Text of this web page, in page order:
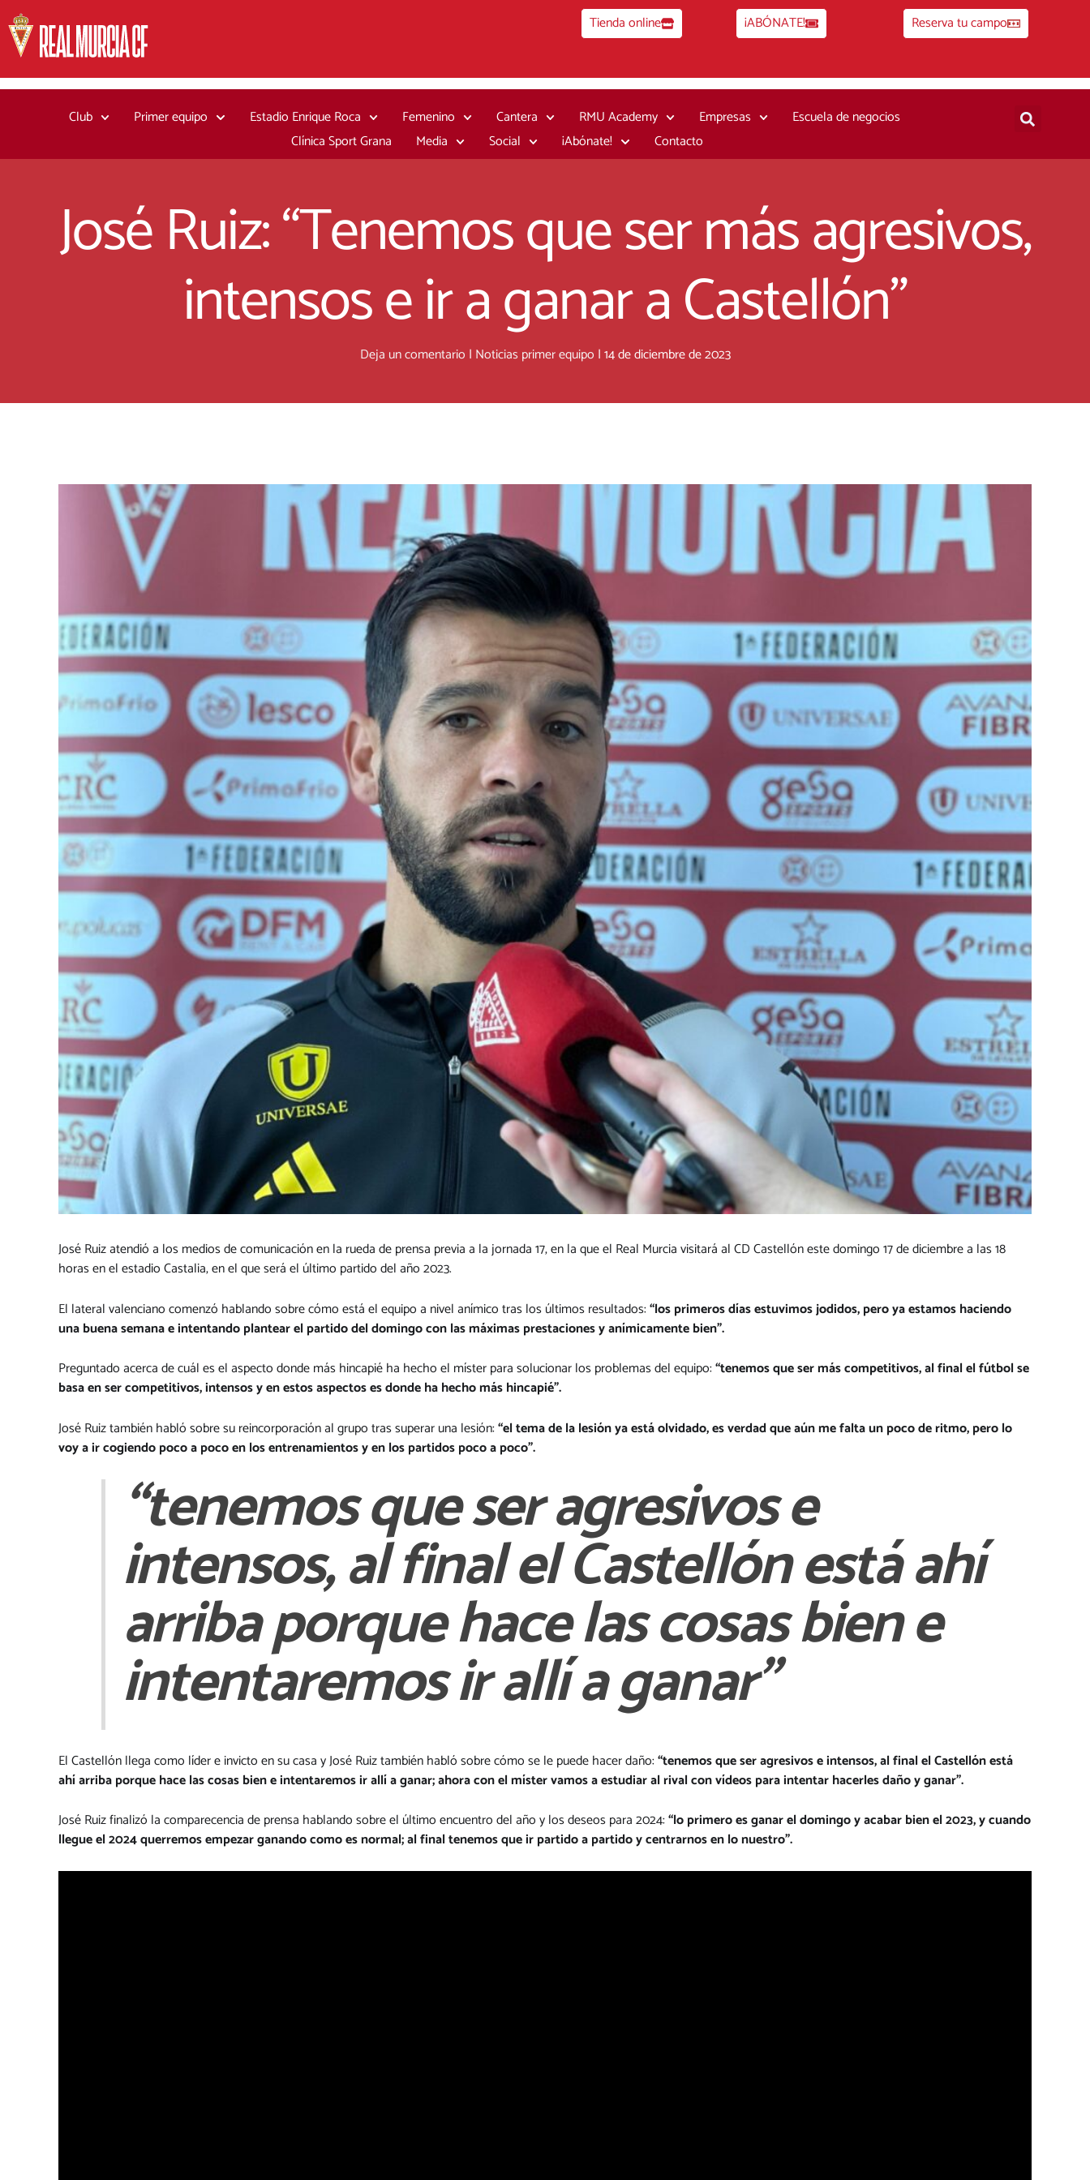
al
contenido
Tienda online ¡ABÓNATE! Reserva tu campo
Club Primer equipo Estadio Enrique Roca Femenino Cantera RMU Academy Empresas
Escuela de negocios
Clínica Sport Grana
Media Social ¡Abónate! Contacto
José Ruiz: “Tenemos que ser más agresivos,
intensos e ir a ganar a Castellón”
Deja un comentario | Noticias primer equipo |14 de diciembre de 2023
José Ruiz atendió a los medios de comunicación en la rueda de prensa previa a la jornada 17, en la que el Real Murcia visitará al CD Castellón este domingo 17 de diciembre a las 18
horas en el estadio Castalia, en el que será el último partido del año 2023.
El lateral valenciano comenzó hablando sobre cómo está el equipo a nivel anímico tras los últimos resultados:“los primeros días estuvimos jodidos, pero ya estamos haciendo
una buena semana e intentando plantear el partido del domingo con las máximas prestaciones y anímicamente bien”.
Preguntado acerca de cuál es el aspecto donde más hincapié ha hecho el míster para solucionar los problemas del equipo:“tenemos que ser más competitivos, al final el fútbol se
basa en ser competitivos, intensos y en estos aspectos es donde ha hecho más hincapié”.
José Ruiz también habló sobre su reincorporación al grupo tras superar una lesión:“el tema de la lesión ya está olvidado, es verdad que aún me falta un poco de ritmo, pero lo
voy a ir cogiendo poco a poco en los entrenamientos y en los partidos poco a poco”.
“tenemos que ser agresivos e
intensos, al final el Castellón está ahí
arriba porque hace las cosas bien e
intentaremos ir allí a ganar”
El Castellón llega como líder e invicto en su casa y José Ruiz también habló sobre cómo se le puede hacer daño:“tenemos que ser agresivos e intensos, al final el Castellón está
ahí arriba porque hace las cosas bien e intentaremos ir allí a ganar; ahora con el míster vamos a estudiar al rival con vídeos para intentar hacerles daño y ganar”.
José Ruiz finalizó la comparecencia de prensa hablando sobre el último encuentro del año y los deseos para 2024:“lo primero es ganar el domingo y acabar bien el 2023, y cuando
llegue el 2024 querremos empezar ganando como es normal; al final tenemos que ir partido a partido y centrarnos en lo nuestro”.